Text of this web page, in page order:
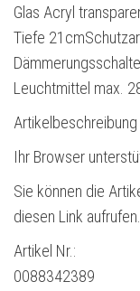
Glas Acryl
Tiefe
Leuchtmittel max.
Ihr Browser
Sie können die
diesen Link aufrufen.
Artikel Nr.:
0088342389